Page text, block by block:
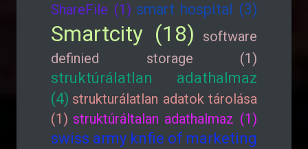
ShareFile (1) smart hospital (3)
Smartcity (18)
software
definied storage (1)
struktúrálatlan adathalmaz
(4) strukturálatlan adatok tárolása
(1) struktúráltalan adathalmaz (1)
swiss army knfie of marketing